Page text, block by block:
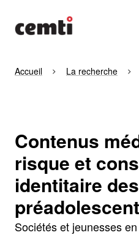
Accueil La recherche
Contenus
risque et
identitaire des
Sociétés et jeunesses